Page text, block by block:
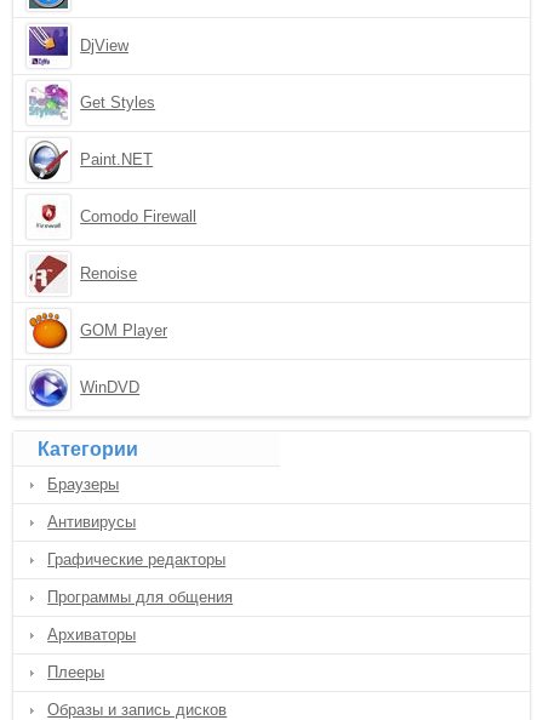
DjView
Get Styles
Paint.NET
Comodo Firewall
Renoise
GOM Player
WinDVD
Категории
Браузеры
Антивирусы
Графические редакторы
Программы для общения
Архиваторы
Плееры
Образы и запись дисков